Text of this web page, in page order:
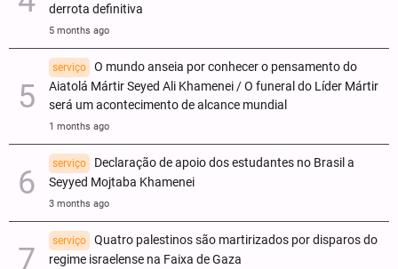
derrota definitiva
5 months ago
serviço
O mundo anseia por conhecer o pensamento do
Aiatolá Mártir Seyed Ali Khamenei / O funeral do Líder Mártir
será um acontecimento de alcance mundial
1 months ago
serviço
Declaração de apoio dos estudantes no Brasil a
Seyyed Mojtaba Khamenei
3 months ago
serviço
Quatro palestinos são martirizados por disparos do
regime israelense na Faixa de Gaza